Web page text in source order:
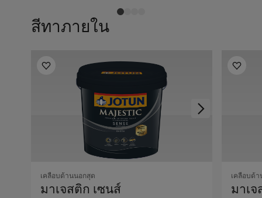
สีทาภายใน
เคลือบด้านนอกสุด
มาเจสติก เซนส์
เคลือบด้
มาเ